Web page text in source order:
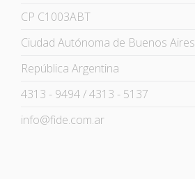
CP C1003ABT
Ciudad Autónoma de Buenos Aires
República Argentina
4313 - 9494 / 4313 - 5137
info@fide.com.ar